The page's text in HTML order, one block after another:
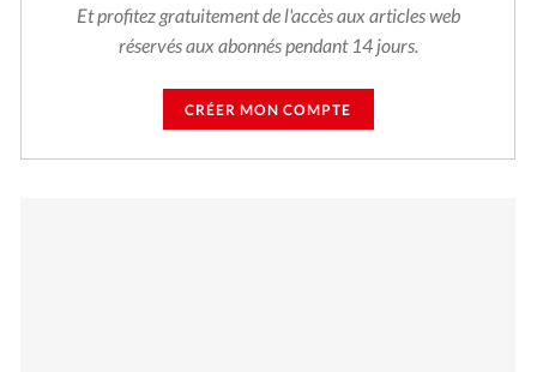
Et profitez gratuitement de l'accès aux articles web
réservés aux abonnés pendant 14 jours.
CRÉER MON COMPTE